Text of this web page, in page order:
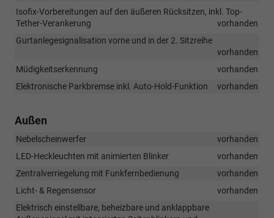
Isofix-Vorbereitungen auf den äußeren Rücksitzen, inkl. Top-
Tether-Verankerung
vorhanden
Gurtanlegesignalisation vorne und in der 2. Sitzreihe
vorhanden
Müdigkeitserkennung
vorhanden
Elektronische Parkbremse inkl. Auto-Hold-Funktion
vorhanden
Außen
Nebelscheinwerfer
vorhanden
LED-Heckleuchten mit animierten Blinker
vorhanden
Zentralverriegelung mit Funkfernbedienung
vorhanden
Licht- & Regensensor
vorhanden
Elektrisch einstellbare, beheizbare und anklappbare